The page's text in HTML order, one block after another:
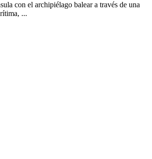
con el archipiélago balear a través de una
...